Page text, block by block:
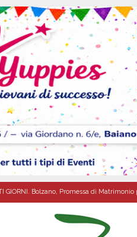
GIORNI. Bolzano, Promessa di
Cardinale, il cammino della fede: il triduo